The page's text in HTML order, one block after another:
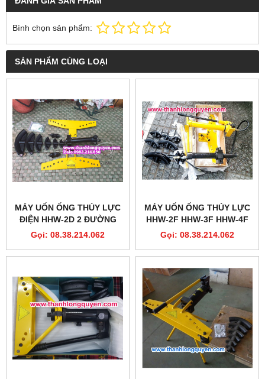
Bình chọn sản phẩm:
SẢN PHẨM CÙNG LOẠI
MÁY UỐN ỐNG THỦY LỰC
ĐIỆN HHW-2D 2 ĐƯỜNG
DẦU 13 TẤN
Gọi: 08.38.214.062
MÁY UỐN ỐNG THỦY LỰC
HHW-2F HHW-3F HHW-4F
TLP
Gọi: 08.38.214.062